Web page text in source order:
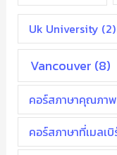
Uk University (2)
Vancouver (8)
คอร์สภาษาคุณภาพ
คอร์สภาษาที่เมลเ